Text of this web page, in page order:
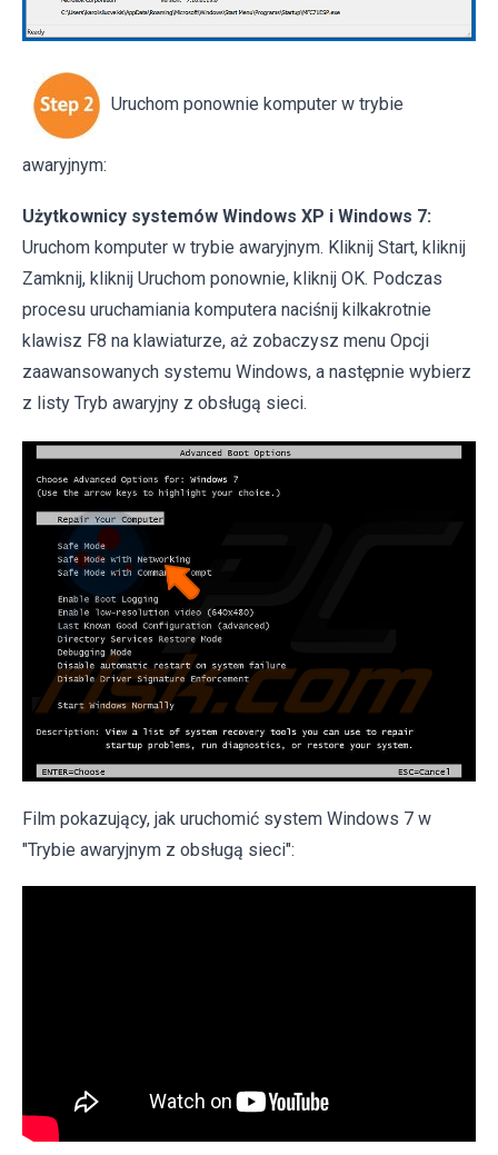
Uruchom ponownie komputer w trybie
awaryjnym:
Użytkownicy systemów Windows XP i Windows 7:
Uruchom komputer w trybie awaryjnym. Kliknij Start, kliknij
Zamknij, kliknij Uruchom ponownie, kliknij OK. Podczas
procesu uruchamiania komputera naciśnij kilkakrotnie
klawisz F8 na klawiaturze, aż zobaczysz menu Opcji
zaawansowanych systemu Windows, a następnie wybierz
z listy Tryb awaryjny z obsługą sieci.
Film pokazujący, jak uruchomić system Windows 7 w
"Trybie awaryjnym z obsługą sieci":